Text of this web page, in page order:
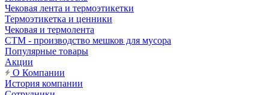
Чековая лента и термоэтикетки
Термоэтикетка и ценники
Чековая и термолента
СТМ - производство мешков для мусора
Популярные товары
Акции
О Компании
История компании